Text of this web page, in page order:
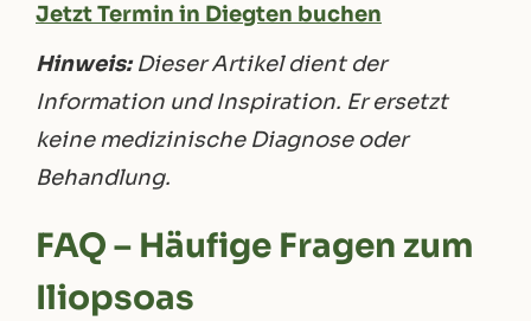
Jetzt Termin in Diegten buchen
Hinweis:Dieser Artikel dient der
Information und Inspiration. Er ersetzt
keine medizinische Diagnose oder
Behandlung.
FAQ – Häufige Fragen zum
Iliopsoas